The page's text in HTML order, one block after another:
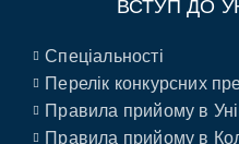
ВСТУП ДО
Спеціальності
Перелік конкурсних
Правила прийому в
Правила прийому в